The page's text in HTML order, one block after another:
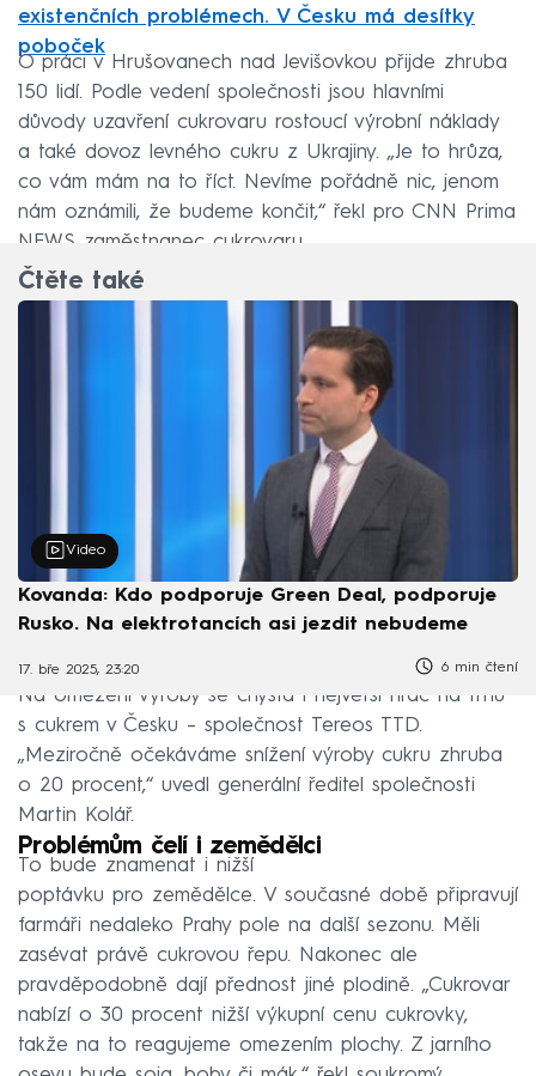
existenčních problémech. V Česku má desítky
poboček
O práci v Hrušovanech nad Jevišovkou přijde zhruba
150 lidí. Podle vedení společnosti jsou hlavními
důvody uzavření cukrovaru rostoucí výrobní náklady
a také dovoz levného cukru z Ukrajiny. „Je to hrůza,
co vám mám na to říct. Nevíme pořádně nic, jenom
nám oznámili, že budeme končit,“ řekl pro CNN Prima
NEWS zaměstnanec cukrovaru.
Čtěte také
Video
Kovanda: Kdo podporuje Green Deal, podporuje
Rusko. Na elektrotancích asi jezdit nebudeme
17. bře 2025, 23:20 6 min čtení
Na omezení výroby se chystá i největší hráč na trhu
s cukrem v Česku – společnost Tereos TTD.
„Meziročně očekáváme snížení výroby cukru zhruba
o 20 procent,“ uvedl generální ředitel společnosti
Martin Kolář.
Problémům čelí i zemědělci
To bude znamenat i nižší
poptávku pro zemědělce. V současné době připravují
farmáři nedaleko Prahy pole na další sezonu. Měli
zasévat právě cukrovou řepu. Nakonec ale
pravděpodobně dají přednost jiné plodině. „Cukrovar
nabízí o 30 procent nižší výkupní cenu cukrovky,
takže na to reagujeme omezením plochy. Z jarního